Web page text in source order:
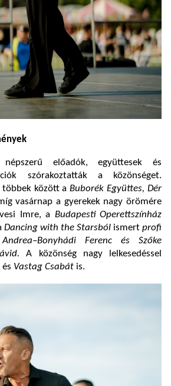
előadók, együttesek és
szórakoztatták a közönséget.
többek között aBuborék Együttes, Dér
vasárnap a gyerekek nagy örömére
Imre, a Budapesti Operettszínház
Dancing with the Starsból ismert profi
Ferenc és Szőke
A közönség nagy lelkesedéssel
és Vastag Csabát is.